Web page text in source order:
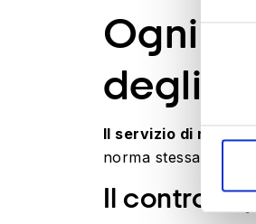
Ogni
degli
Il servizio di
norma stessa
Il controllo